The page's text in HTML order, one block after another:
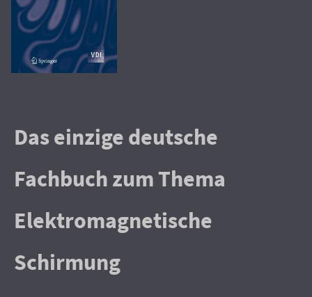
Das einzige deutsche
Fachbuch zum Thema
Elektromagnetische
Schirmung